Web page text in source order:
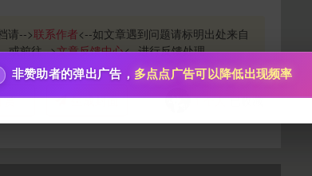
请-->联系作者<--如文章遇到问题请标明出处来自
或前往-->文章反馈中心<--进行反馈处理
赏
点击全选
生成封面
分享到微博
1个人 已收藏
非赞助者的弹出广告， 多点点广告可以降低出现频率